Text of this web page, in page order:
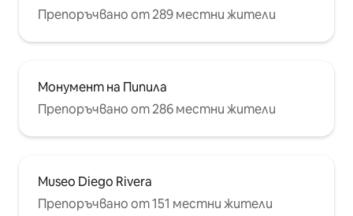
Препоръчвано от 289 местни жители
Монумент на Пипила
Препоръчвано от 286 местни жители
Museo Diego Rivera
Препоръчвано от 151 местни жители